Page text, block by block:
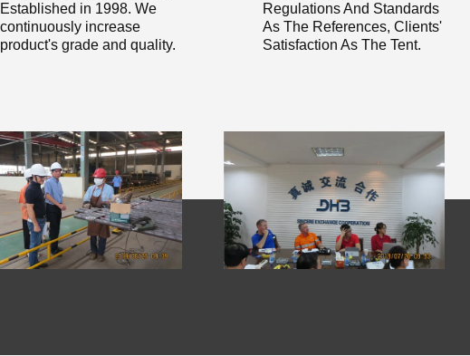
Established in 1998. We
continuously increase
product's grade and quality.
Regulations And Standards
As The References, Clients'
Satisfaction As The Tent.